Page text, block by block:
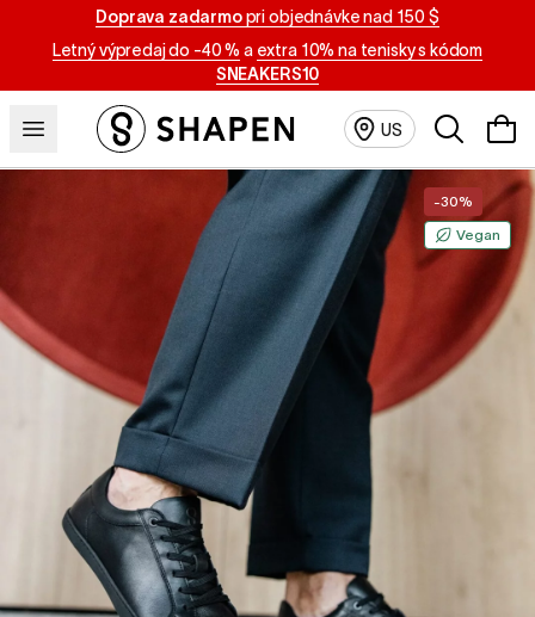
Doprava zadarmopri objednávke nad 150 $
Letný výpredaj do -40 % a extra 10% na tenisky s kódom
SNEAKERS10
US
-30%
Vegan